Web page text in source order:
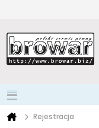
Rejestracja